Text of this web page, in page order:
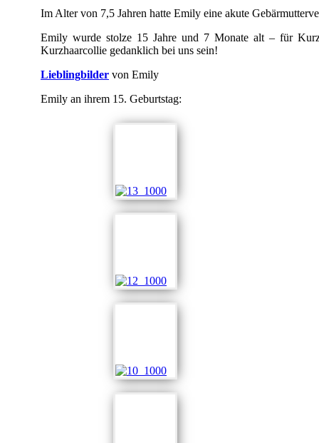
Im Alter von 7,5 Jahren hatte Emily eine akute
Emily wurde stolze 15 Jahre und 7 Monate alt – für
Kurzhaarcollie gedanklich bei uns sein!
Lieblingbilder von Emily
Emily an ihrem 15. Geburtstag: